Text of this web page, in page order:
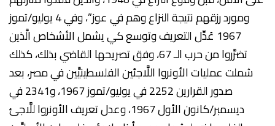
ومورد رزقهم نتيجة النزاع وهم في عوز”، وفي 4 يوليو/تموز
1967 عُدِّل التعريف وتوسع كي يشمل الأشخاص الَّذين
تضرَّروا من حرب الـ 67، وفق تصريحها القاضي بذلك، كذلك
شملت عمليات الأونروا اللَّاجئين الفلسطينيِّين في مصر، بعد
صدور القرارين 2252 في يوليو/تموز 1967، و2341 في
ديسمبر/كانون الأول 1967، وعدل تعريف الأونروا للَّاجئ